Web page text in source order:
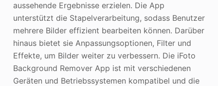
aussehende Ergebnisse erzielen. Die App
unterstützt die Stapelverarbeitung, sodass Benutzer
mehrere Bilder effizient bearbeiten können. Darüber
hinaus bietet sie Anpassungsoptionen, Filter und
Effekte, um Bilder weiter zu verbessern. Die iFoto
Background Remover App ist mit verschiedenen
Geräten und Betriebssystemen kompatibel und die